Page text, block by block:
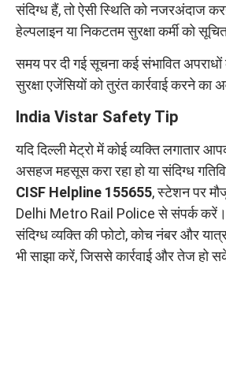
संदिग्ध हैं, तो ऐसी स्थिति को नजरअंदाज
हेल्पलाइन या निकटतम सुरक्षा कर्मी को
समय पर दी गई सूचना कई संभावित
सुरक्षा एजेंसियों को तुरंत कार्रवाई करने का
India Vistar Safety Tip
यदि दिल्ली मेट्रो में कोई व्यक्ति लगातार
असहज महसूस करा रहा हो या संदिग्ध
CISF Helpline 155655, स्टेशन पर
Delhi Metro Rail Police से संपर्क करें।
संदिग्ध व्यक्ति की फोटो, कोच नंबर और
भी साझा करें, जिससे कार्रवाई और तेज हो